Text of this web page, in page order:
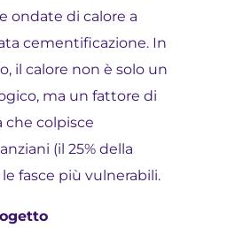
ondate di calore a
cementificazione. In
il calore non è solo un
ma un fattore di
che colpisce
(il 25% della
fasce più vulnerabili.